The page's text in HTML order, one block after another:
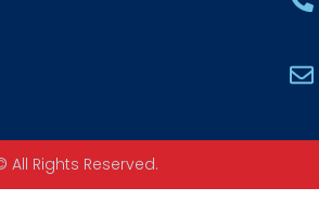
All Rights Reserved.